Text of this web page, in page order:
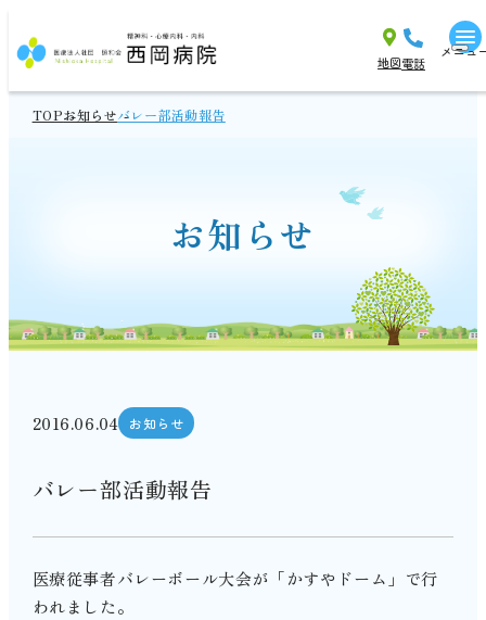
地図電話
メニュ
TOPお知らせバレー部活動報告
お知らせ
2016.06.04 お知らせ
バレー部活動報告
医療従事者バレーボール大会が「かすやドーム」で行
われました。